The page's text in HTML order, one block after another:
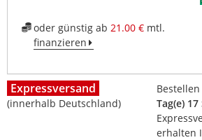
oder günstig ab 21.00 €mtl.
finanzieren
Expressversand
(innerhalb Deutschland)
Tag(e)
erhalten